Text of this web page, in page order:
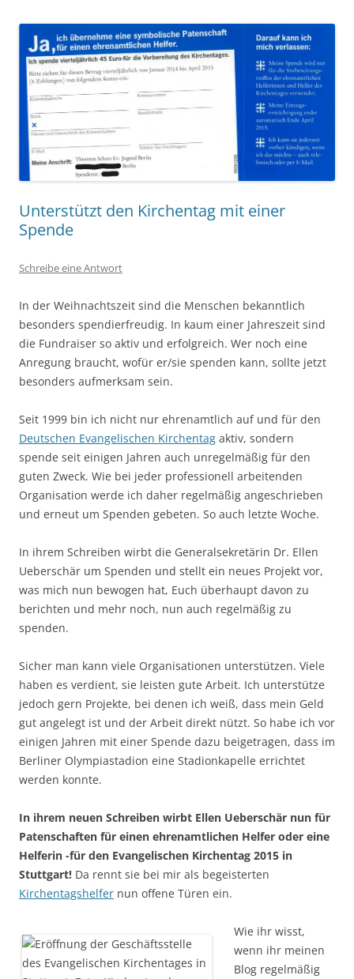
Unterstützt den Kirchentag mit einer
Spende
Schreibe eine Antwort
In der Weihnachtszeit sind die Menschen bekanntlich
besonders spendierfreudig. In kaum einer Jahreszeit sind
die Fundraiser so aktiv und erfolgreich. Wer noch eine
Anregung braucht, wofür er/sie spenden kann, sollte jetzt
besonders aufmerksam sein.
Seit 1999 bin ich nicht nur ehrenamtlich auf und für den
Deutschen Evangelischen Kirchentag aktiv, sondern
spende seit einigen Jahren auch unregelmäßig für den
guten Zweck. Wie bei jeder professionell arbeitenden
Organisation werde ich daher regelmäßig angeschrieben
und erneut um Spenden gebeten. So auch letzte Woche.
In ihrem Schreiben wirbt die Generalsekretärin Dr. Ellen
Ueberschär um Spenden und stellt ein neues Projekt vor,
was mich nun bewogen hat, Euch überhaupt davon zu
berichten und mehr noch, nun auch regelmäßig zu
spenden.
Sicher man kann viele Organisationen unterstützen. Viele
haben es verdient, sie leisten gute Arbeit. Ich unterstütze
jedoch gern Projekte, bei denen ich weiß, dass mein Geld
gut angelegt ist und der Arbeit direkt nützt. So habe ich vor
einigen Jahren mit einer Spende dazu beigetragen, dass im
Berliner Olympiastadion eine Stadionkapelle errichtet
werden konnte.
In ihrem neuen Schreiben wirbt Ellen Ueberschär nun für
Patenschaften für einen ehrenamtlichen Helfer oder eine
Helferin -für den Evangelischen Kirchentag 2015 in
Stuttgart! Da rennt sie bei mir als begeisterten
Kirchentagshelfer nun offene Türen ein.
Wie ihr wisst,
wenn ihr meinen
Blog regelmäßig